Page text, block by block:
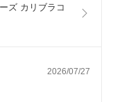
ズ カリブラコ
2026/07/27